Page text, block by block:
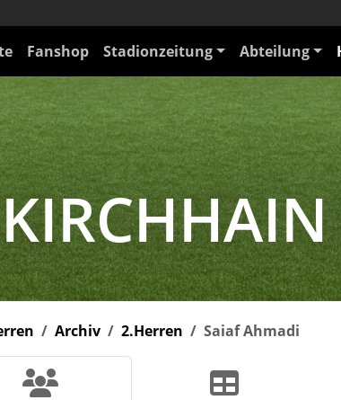
Fanshop Stadionzeitung Abteilung
Archiv 2.Herren Saiaf Ahmadi